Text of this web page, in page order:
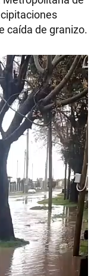
caída de granizo.